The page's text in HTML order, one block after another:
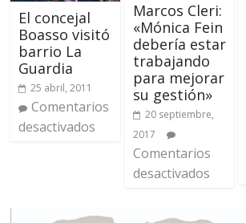
El concejal
Boasso visitó
barrio La
Guardia
25 abril, 2011
Comentarios
desactivados
Marcos Cleri:
«Mónica Fein
debería estar
trabajando
para mejorar
su gestión»
20 septiembre,
2017
Comentarios
desactivados